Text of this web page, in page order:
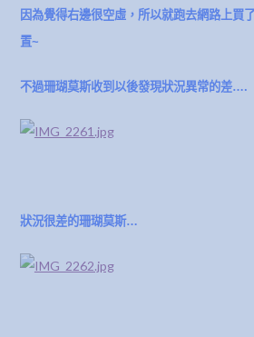
因為覺得右邊很空虛，所以就跑去網路上買
置~
不過珊瑚莫斯收到以後發現狀況異常的差….
狀況很差的珊瑚莫斯…